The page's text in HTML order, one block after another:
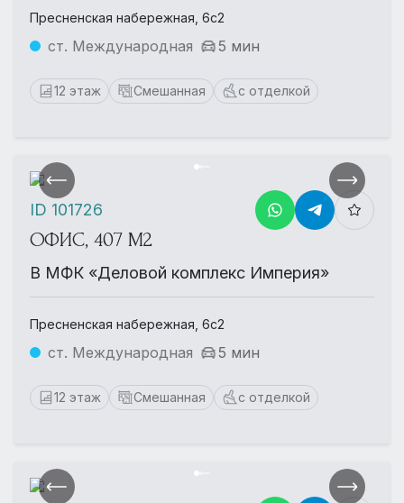
Пресненская набережная, 6с2
ст. Международная 5 мин
12 этаж Смешанная с отделкой
ОФИС, 407 М2
В МФК «Деловой комплекс Империя»
Пресненская набережная, 6с2
ст. Международная 5 мин
12 этаж Смешанная с отделкой
ID 101726